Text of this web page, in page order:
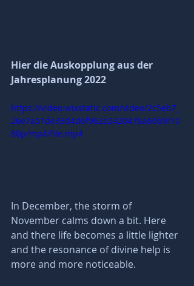
Hier die Auskopplung aus der
Jahresplanung 2022
https://video.wixstatic.com/video/2c5eb7_
26e7a51de33d4d6f962e242047ba66b9/10
80p/mp4/file.mp4
In December, the storm of
November calms down a bit. Here
and there life becomes a little lighter
and the resonance of divine help is
more and more noticeable.